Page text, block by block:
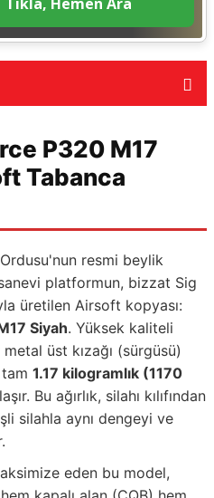
P320 M17
Tabanca
resmi beylik
platformun, bizzat Sig
üretilen Airsoft kopyası:
Siyah. Yüksek kaliteli
üst kızağı (sürgüsü)
1.17 kilogramlık (1170
Bu ağırlık, silahı kılıfından
silahla aynı dengeyi ve
eden bu model,